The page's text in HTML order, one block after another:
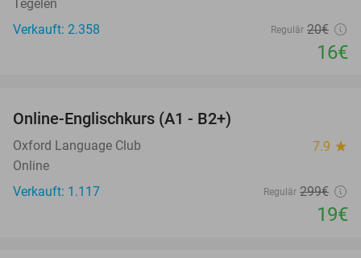
Tegelen
Verkauft: 2.358
Regulär 20€
16€
Online-Englischkurs (A1 - B2+)
Oxford Language Club 7.9 star
Online
Verkauft: 1.117
Regulär 299€
19€